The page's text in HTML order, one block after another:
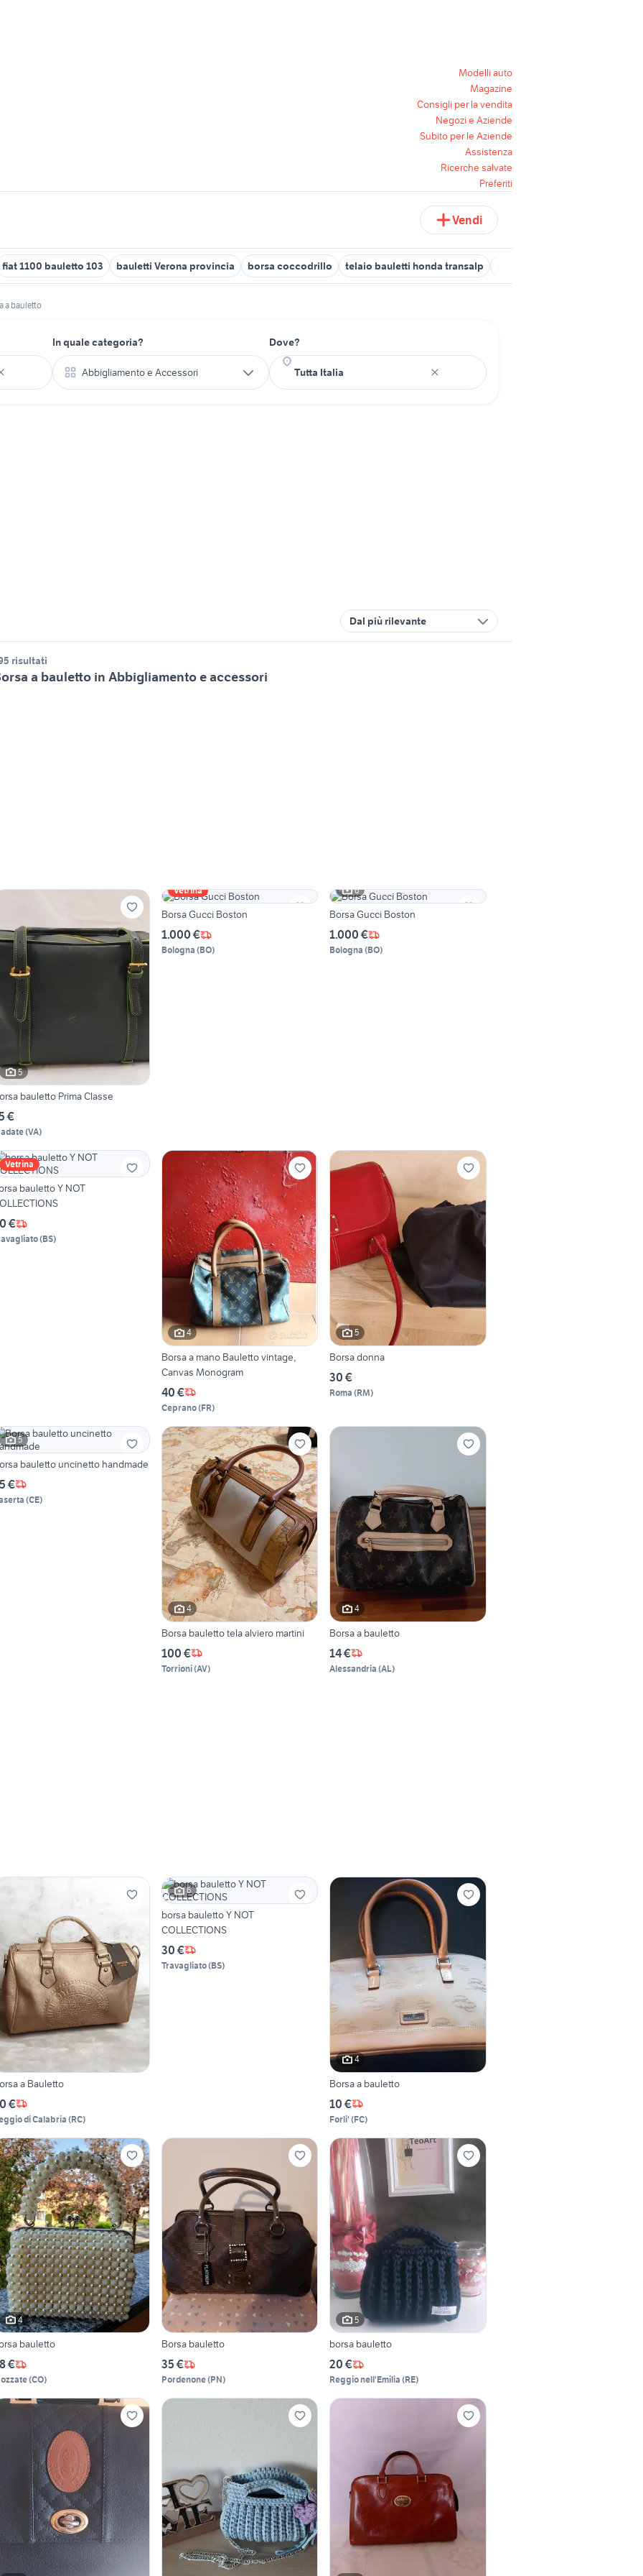
Modelli auto
Magazine
Consigli per la vendita
Negozi e Aziende
Subito per le Aziende
Assistenza
Ricerche salvate
Preferiti
Vendi
fiat 1100 bauletto 103 bauletti Verona provincia borsa coccodrillo telaio bauletti honda transalp
a bauletto
In quale categoria?
Abbigliamento e Accessori
Dove?
Dal più rilevante
risultati
a bauletto in Abbigliamento e accessori
5
bauletto Prima Classe
€
(VA)
Vetrina
Borsa Gucci Boston
1.000 €
Bologna (BO)
6
Borsa Gucci Boston
1.000 €
Bologna (BO)
Vetrina
bauletto Y NOT
€
(BS)
4
Borsa a mano Bauletto vintage,
Canvas Monogram
40 €
Ceprano(FR)
5
Borsa donna
30 €
Roma (RM)
5
bauletto uncinetto handmade
€
(CE)
4
Borsa bauletto tela alviero martini
100 €
Torrioni(AV)
4
Borsa a bauletto
14 €
Alessandria (AL)
a Bauletto
€
di Calabria (RC)
6
borsa bauletto Y NOT
COLLECTIONS
30 €
Travagliato(BS)
4
Borsa a bauletto
10 €
Forli' (FC)
4
bauletto
€
(CO)
Borsa bauletto
35 €
Pordenone(PN)
5
borsa bauletto
20 €
Reggio nell'Emilia (RE)